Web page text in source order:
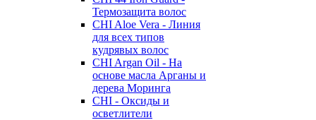
Термозащита волос
CHI Aloe Vera - Линия
для всех типов
кудрявых волос
CHI Argan Oil - На
основе масла Арганы и
дерева Моринга
CHI - Оксиды и
осветлители